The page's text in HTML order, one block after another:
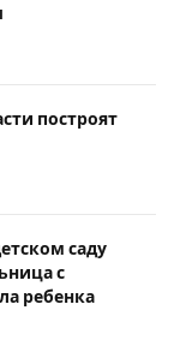
построят
саду
с
ребенка